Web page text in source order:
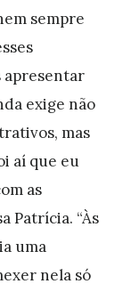
sempre
apresentar
exige não
mas
aí que eu
as
Patrícia. “Às
uma
nela só